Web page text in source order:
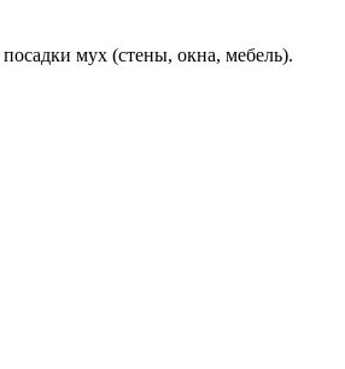
мух (стены, окна, мебель).